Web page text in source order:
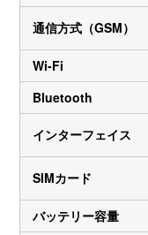
通信方式（GSM）
Wi-Fi
Bluetooth
インターフェイス
SIMカード
バッテリー容量